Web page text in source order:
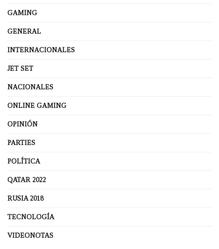
GAMING
GENERAL
INTERNACIONALES
JET SET
NACIONALES
ONLINE GAMING
OPINIÓN
PARTIES
POLÍTICA
QATAR 2022
RUSIA 2018
TECNOLOGÍA
VIDEONOTAS